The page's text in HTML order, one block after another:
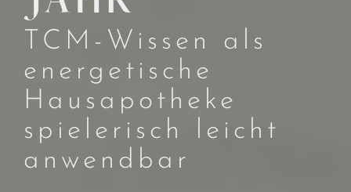
TCM-Wissen als
energetische
Hausapotheke
spielerisch leicht
anwendbar